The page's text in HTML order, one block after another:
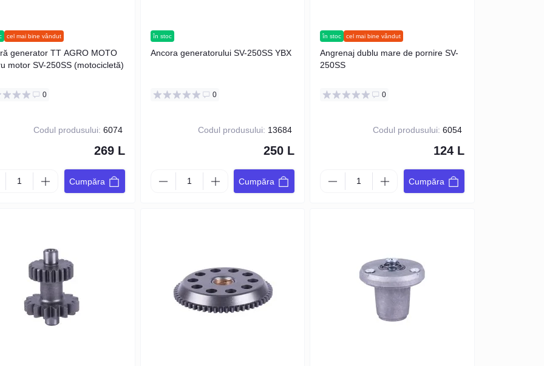
cel mai bine vândut
generator TT AGRO MOTO
motor SV-250SS (motocicletă)
0
Codul produsului: 6074
269 L
Cumpăra
în stoc
Ancora generatorului SV-250SS YBX
0
Codul produsului: 13684
250 L
Cumpăra
în stoc cel mai bine vândut
Angrenaj dublu mare de pornire SV-
250SS
0
Codul produsului: 6054
124 L
Cumpăra